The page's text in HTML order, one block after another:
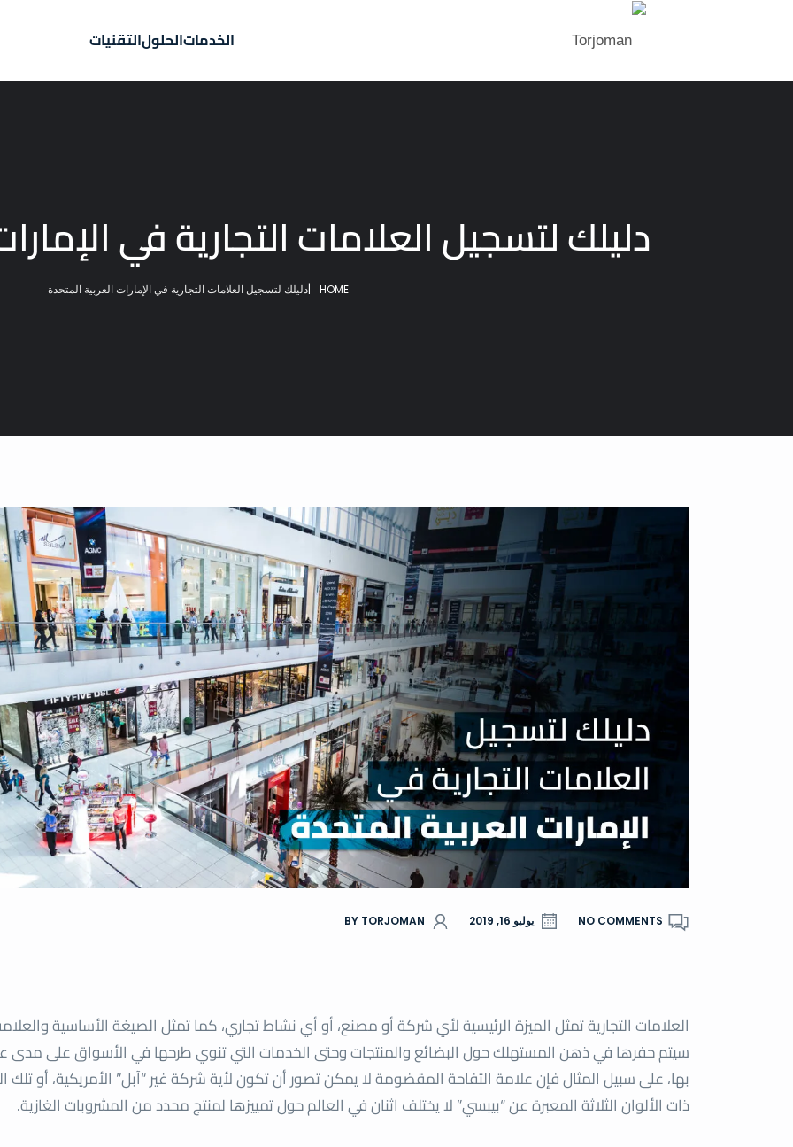
الخدماتالحلولالتقنيات
دليلك لتسجيل العلامات التجارية في
HOME
|دليلك لتسجيل العلامات التجارية في الإمارات العربية المتحدة
BY TORJOMAN يوليو 16, 2019 NO COMMENTS
العلامات التجارية تمثل الميزة الرئيسية لأي شركة أو مصنع، أو أي نشاط تجاري، كما تمثل الصيغة الأساسية
سيتم حفرها في ذهن المستهلك حول البضائع والمنتجات وحتى الخدمات التي تنوي طرحها في الأسواق على مدى
بها، على سبيل المثال فإن علامة التفاحة المقضومة لا يمكن تصور أن تكون لأية شركة غير “آبل” الأمريكية، أو تلك
ذات الألوان الثلاثة المعبرة عن “بيبسي” لا يختلف اثنان في العالم حول تمييزها لمنتج محدد من المشروبات الغازية.